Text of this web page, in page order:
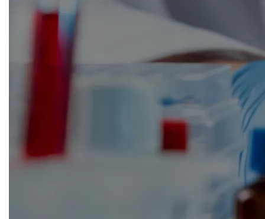
Hubspot
Marketing automation
Lead generation e nurturing